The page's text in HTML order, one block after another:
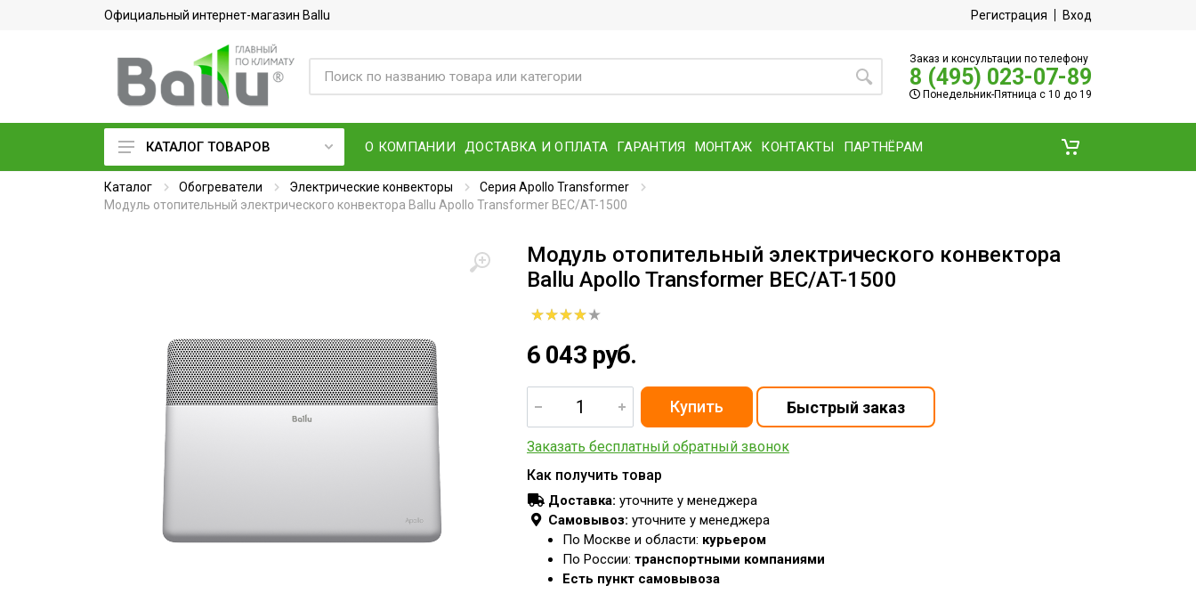
Официальный интернет-магазин Ballu Регистрация Вход
Заказ и консультации по телефону
8 (495) 023-07-89
Понедельник-Пятница с 10 до 19
Кондиционеры воздуха
Тепловое оборудование
Электросушилки для рук
Промышленные кондиционеры
КАТАЛОГ ТОВАРОВ О КОМПАНИИ ДОСТАВКА И ОПЛАТА ГАРАНТИЯ МОНТАЖ КОНТАКТЫ ПАРТНЁРАМ
Каталог Обогреватели Электрические конвекторы
Серия Apollo Transformer
Модуль отопительный электрического конвектора Ballu Apollo Transformer BEC/AT-1500
Модуль отопительный электрического конвектора
Ballu Apollo Transformer BEC/AT-1500
6 043 руб.
Заказать бесплатный обратный звонок
Как получить товар
Доставка: уточните у менеджера
Самовывоз: уточните у менеджера
По Москве и области: курьером
По России: транспортными компаниями
Есть пункт самовывоза